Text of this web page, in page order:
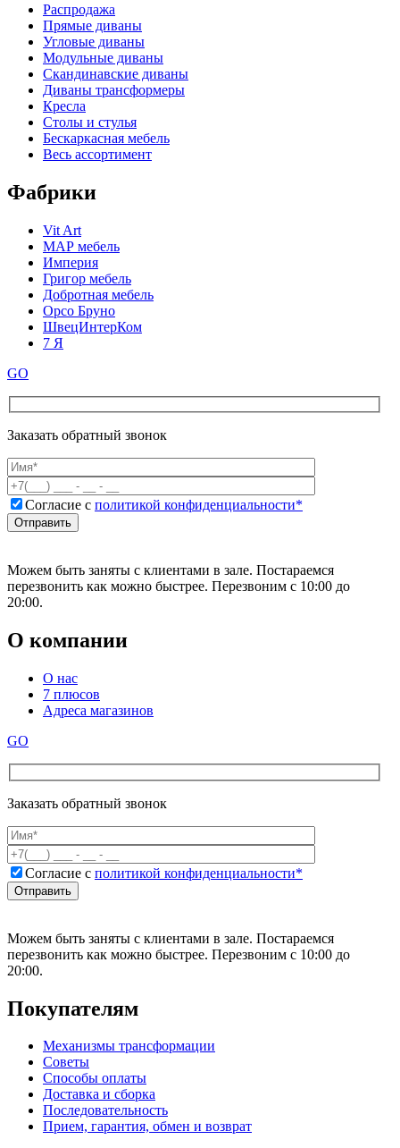
Распродажа
Прямые диваны
Угловые диваны
Модульные диваны
Скандинавские диваны
Диваны трансформеры
Кресла
Столы и стулья
Бескаркасная мебель
Весь ассортимент
Фабрики
Vit Art
МАР мебель
Империя
Григор мебель
Добротная мебель
Орсо Бруно
ШвецИнтерКом
7 Я
GO
Заказать обратный звонок
Согласие с политикой конфиденциальности*
Можем быть заняты с клиентами в зале. Постараемся
перезвонить как можно быстрее. Перезвоним с 10:00 до
20:00.
О компании
О нас
7 плюсов
Адреса магазинов
GO
Заказать обратный звонок
Согласие с политикой конфиденциальности*
Можем быть заняты с клиентами в зале. Постараемся
перезвонить как можно быстрее. Перезвоним с 10:00 до
20:00.
Покупателям
Механизмы трансформации
Советы
Способы оплаты
Доставка и сборка
Последовательность
Прием, гарантия, обмен и возврат